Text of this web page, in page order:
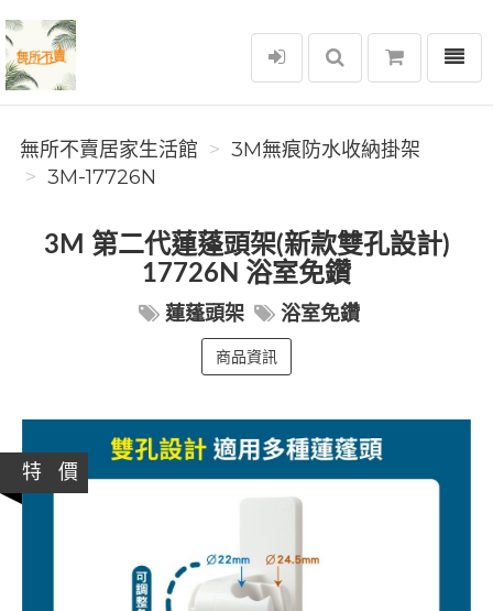
無所不賣居家生活館
選單
無所不賣居家生活館
3M無痕防水收納掛架
3M-17726N
3M 第二代蓮蓬頭架(新款雙孔設計)
17726N 浴室免鑽
蓮蓬頭架 浴室免鑽
商品資訊
特 價